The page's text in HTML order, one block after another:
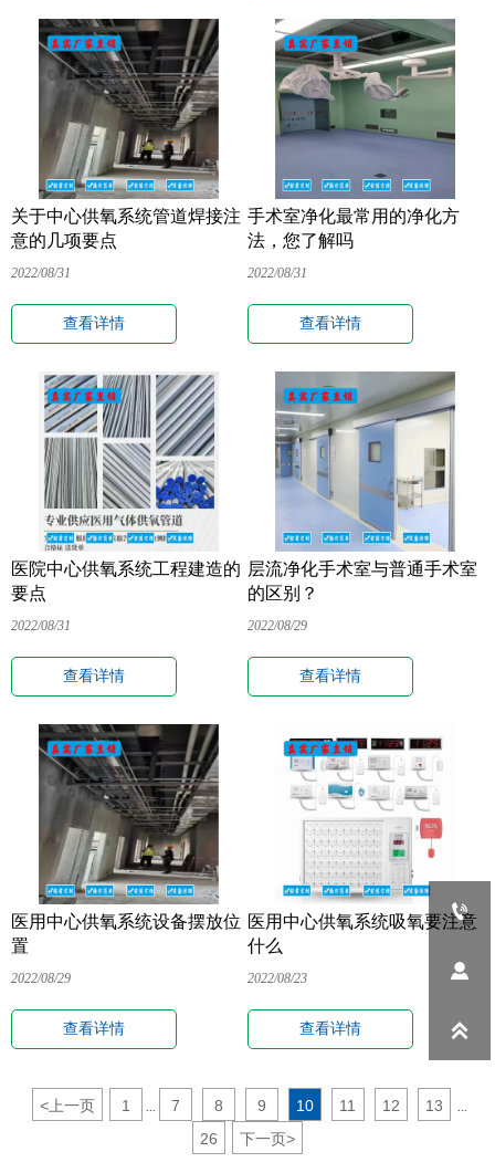
关于中心供氧系统管道焊接注
意的几项要点
2022/08/31
查看详情
手术室净化最常用的净化方
法，您了解吗
2022/08/31
查看详情
医院中心供氧系统工程建造的
要点
2022/08/31
查看详情
层流净化手术室与普通手术室
的区别？
2022/08/29
查看详情
医用中心供氧系统设备摆放位
置
2022/08/29
查看详情
医用中心供氧系统吸氧要注意
什么
2022/08/23
查看详情
<上一页 1 7 8 9 10 11 12 13
26 下一页>


